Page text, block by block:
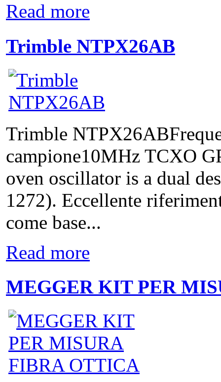
Read more
Trimble NTPX26AB
Trimble
campione10MHz TCXO
oven oscillator is a dual
1272). Eccellente
come base...
Read more
MEGGER KIT PER